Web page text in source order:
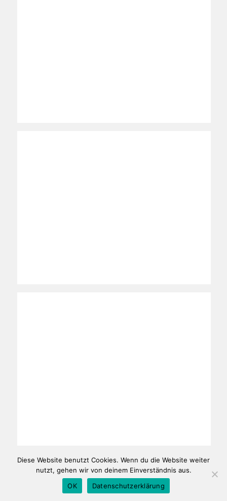
Diese Website benutzt Cookies. Wenn du die Website weiter
nutzt, gehen wir von deinem Einverständnis aus.
OK
Datenschutzerklärung